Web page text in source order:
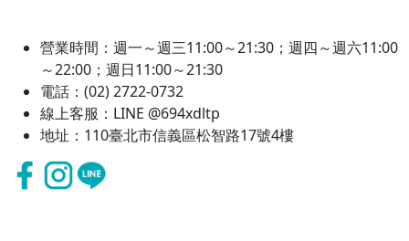
營業時間：週一～週三11:00～21:30；週四～週六11:00
～22:00；週日11:00～21:30
電話：(02) 2722-0732
線上客服：LINE @694xdltp
地址：110臺北市信義區松智路17號4樓